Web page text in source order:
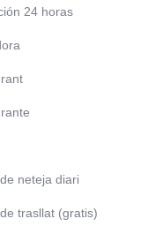
24 horas
neteja diari
trasllat (gratis)